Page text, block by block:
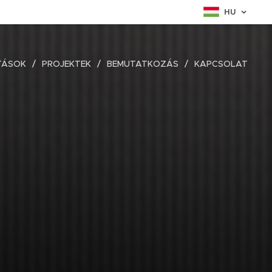
HU
PROJEKTEK BEMUTATKOZÁS KAPCSOLAT